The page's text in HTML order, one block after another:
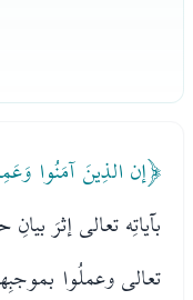
﴿إن الذِينَ آمَنُوا
بآياتِه تعالى إثرَ
تعالى وعملُوا